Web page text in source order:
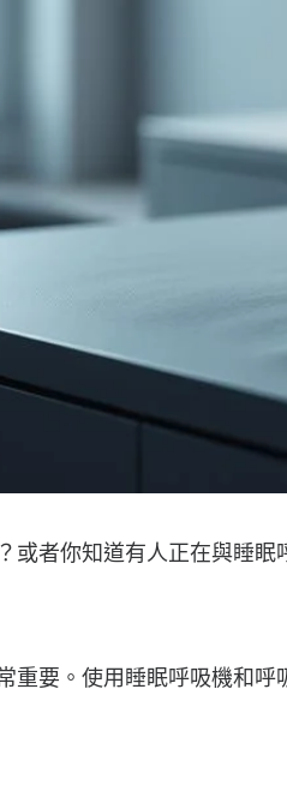
或者你知道有人正在與睡眠
重要。使用睡眠呼吸機和呼